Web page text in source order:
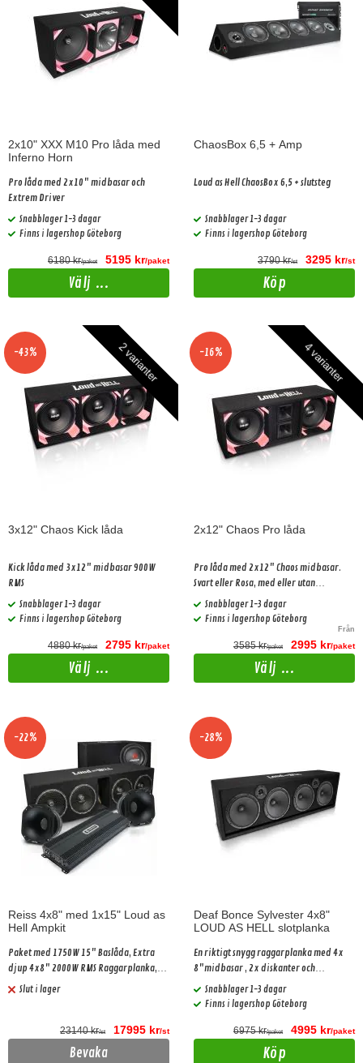
2x10" XXX M10 Pro låda med
Inferno Horn
Pro låda med 2x10" midbasar och
Extrem Driver
Snabblager 1-3 dagar
Finns i lagershop Göteborg
6180 kr/paket 5195 kr/paket
Välj ...
ChaosBox 6,5 + Amp
Loud as Hell ChaosBox 6,5 + slutsteg
Snabblager 1-3 dagar
Finns i lagershop Göteborg
3790 kr/st 3295 kr/st
Köp
2 varianter
-43%
3x12" Chaos Kick låda
Kick låda med 3x12" midbasar 900W
RMS
Snabblager 1-3 dagar
Finns i lagershop Göteborg
4880 kr/paket 2795 kr/paket
Välj ...
4 varianter
-16%
2x12" Chaos Pro låda
Pro låda med 2x12" Chaos midbasar.
Svart eller Rosa, med eller utan
diskanthorn.
Snabblager 1-3 dagar
Finns i lagershop Göteborg
Från
3585 kr/paket 2995 kr/paket
Välj ...
-22%
Reiss 4x8" med 1x15" Loud as
Hell Ampkit
Paket med 1750W 15" Baslåda, Extra
djup 4x8" 2000W RMS Raggarplanka,
Helt galna diskanthorn och ett slutsteg
Slut i lager
23140 kr/st 17995 kr/st
Bevaka
-28%
Deaf Bonce Sylvester 4x8"
LOUD AS HELL slotplanka
En riktigt snygg raggarplanka med 4x
8"midbasar , 2x diskanter och
delningsfilter!
Snabblager 1-3 dagar
Finns i lagershop Göteborg
6975 kr/paket 4995 kr/paket
Köp